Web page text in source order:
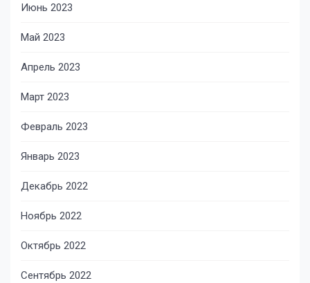
Июнь 2023
Май 2023
Апрель 2023
Март 2023
Февраль 2023
Январь 2023
Декабрь 2022
Ноябрь 2022
Октябрь 2022
Сентябрь 2022